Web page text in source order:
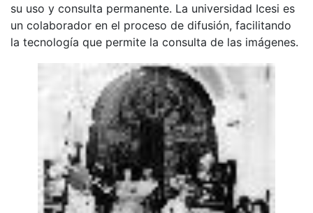
su uso y consulta permanente. La universidad Icesi es
un colaborador en el proceso de difusión, facilitando
la tecnología que permite la consulta de las imágenes.